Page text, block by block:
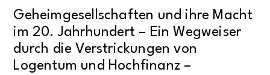
Geheimgesellschaften und ihre Macht
im 20. Jahrhundert – Ein Wegweiser
durch die Verstrickungen von
Logentum und Hochfinanz –